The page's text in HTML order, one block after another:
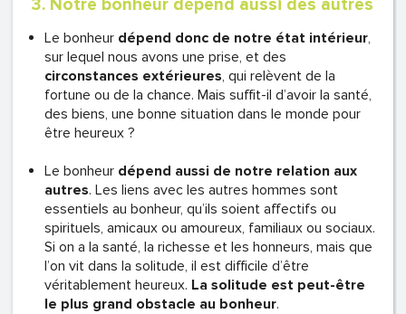
3. Notre bonheur dépend aussi des autres
Le bonheur dépend donc de notre état intérieur,
sur lequel nous avons une prise, et des
circonstances extérieures, qui relèvent de la
fortune ou de la chance. Mais suffit-il d’avoir la santé,
des biens, une bonne situation dans le monde pour
être heureux ?
Le bonheur dépend aussi de notre relation aux
autres. Les liens avec les autres hommes sont
essentiels au bonheur, qu’ils soient affectifs ou
spirituels, amicaux ou amoureux, familiaux ou sociaux.
Si on a la santé, la richesse et les honneurs, mais que
l’on vit dans la solitude, il est difficile d’être
véritablement heureux. La solitude est peut-être
le plus grand obstacle au bonheur.